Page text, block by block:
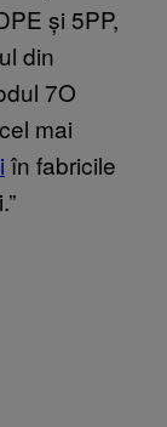
și 5PP,
din
7O
mai
în fabricile